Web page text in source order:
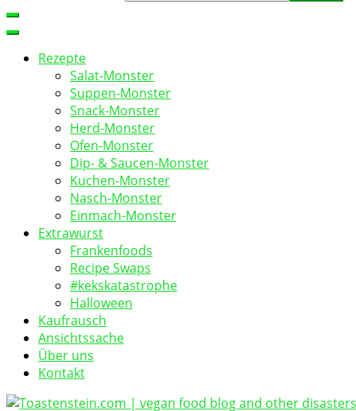
Rezepte
Salat-Monster
Suppen-Monster
Snack-Monster
Herd-Monster
Ofen-Monster
Dip- & Saucen-Monster
Kuchen-Monster
Nasch-Monster
Einmach-Monster
Extrawurst
Frankenfoods
Recipe Swaps
#kekskatastrophe
Halloween
Kaufrausch
Ansichtssache
Über uns
Kontakt